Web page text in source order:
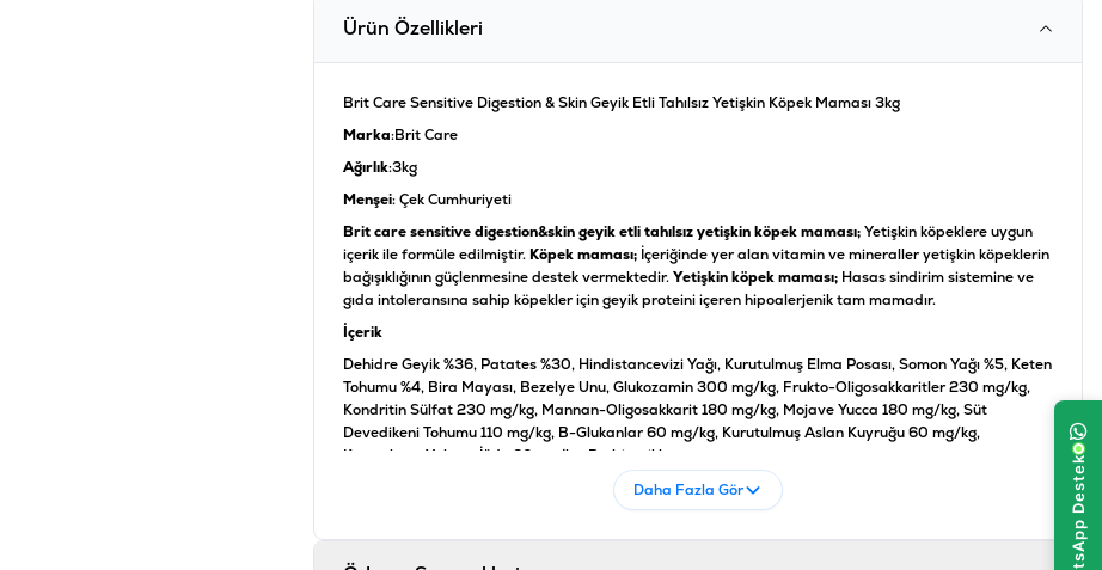
Ürün Özellikleri
Brit Care Sensitive Digestion & Skin Geyik Etli Tahılsız Yetişkin Köpek Maması 3kg
Marka:Brit Care
Ağırlık:3kg
Menşei: Çek Cumhuriyeti
Brit care sensitive digestion&skin geyik etli tahılsız yetişkin köpek maması;Yetişkin köpeklere uygun
içerik ile formüle edilmiştir. Köpek maması;İçeriğinde yer alan vitamin ve mineraller yetişkin köpeklerin
bağışıklığının güçlenmesine destek vermektedir.Yetişkin köpek maması; Hasas sindirim sistemine ve
gıda intoleransına sahip köpekler için geyik proteini içeren hipoalerjenik tam mamadır.
İçerik
Dehidre Geyik %36, Patates %30, Hindistancevizi Yağı, Kurutulmuş Elma Posası, Somon Yağı %5, Keten
Tohumu %4, Bira Mayası, Bezelye Unu, Glukozamin 300 mg/kg, Frukto-Oligosakkaritler 230 mg/kg,
Kondritin Sülfat 230 mg/kg, Mannan-Oligosakkarit 180 mg/kg, Mojave Yucca 180 mg/kg, Süt
Devedikeni Tohumu 110 mg/kg, B-Glukanlar 60 mg/kg, Kurutulmuş Aslan Kuyruğu 60 mg/kg,
Kurutulmuş Yalancı İğde 60 mg/kg, Probiyotikler
Sodyum %0,2, Omega-3 %1, Omega-6 %0,8, EPA %0,06, DHA %0,12
Daha Fazla Gör